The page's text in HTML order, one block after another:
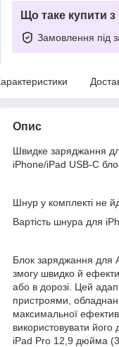
Що таке купити
Замовлення під
Опис
Швидке заряджання
iPhone/iPad USB-C
Шнур у комплекті не
Вартість шнура для
Блок заряджання для
змогу швидко й
або в дорозі. Цей
пристроями,
максимальної
використовувати
iPad Pro 12,9 дюйма